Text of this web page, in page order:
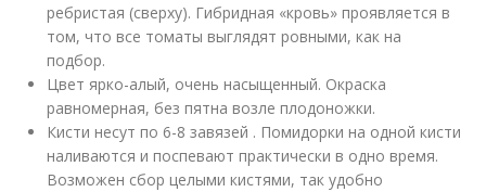
ребристая (сверху). Гибридная «кровь» проявляется в
том, что все томаты выглядят ровными, как на
подбор.
Цвет ярко-алый, очень насыщенный. Окраска
равномерная, без пятна возле плодоножки.
Кисти несут по 6-8 завязей . Помидорки на одной кисти
наливаются и поспевают практически в одно время.
Возможен сбор целыми кистями, так удобно